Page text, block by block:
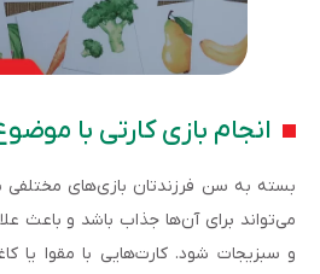
انجام بازی کارتی با
بسته به سن فرزندتان بازی‌های
می‌تواند برای آن‌ها جذاب باشد و باعث
و سبزیجات شود. کارت‌هایی با مقوا یا